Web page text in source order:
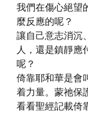
我們在傷心絕望
麼反應的呢？
讓自己意志消沉
人，還是鎮靜應
呢？
倚靠耶和華是會
着力量。蒙祂保
看看聖經記載倚